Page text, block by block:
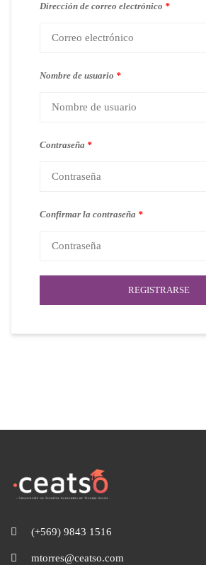
Dirección de correo electrónico *
Nombre de usuario *
Contraseña *
Confirmar la contraseña *
REGISTRARSE
(+569) 9843 1516
mtorres@ceatso.com